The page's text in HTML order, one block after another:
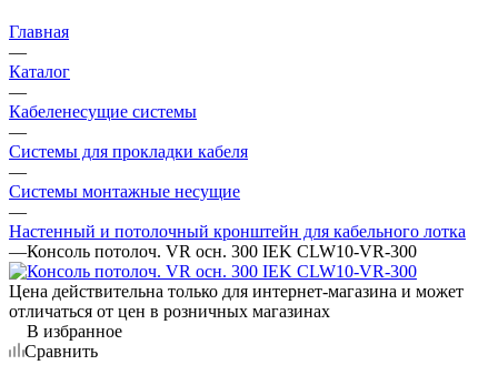
Главная
—
Каталог
—
Кабеленесущие системы
—
Системы для прокладки кабеля
—
Системы монтажные несущие
—
Настенный и потолочный кронштейн для кабельного лотка
—Консоль потолоч. VR осн. 300 IEK CLW10-VR-300
Цена действительна только для интернет-магазина и может
отличаться от цен в розничных магазинах
В избранное
Сравнить